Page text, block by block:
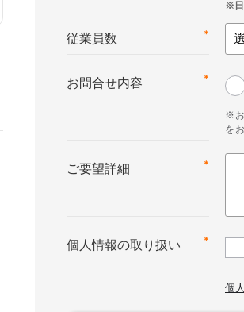
*
従業員数
*
お問合せ内容
※お
を
*
ご要望詳細
*
個人情報の取り扱い
個